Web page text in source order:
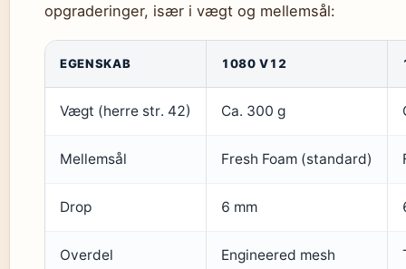
opgraderinger, især i vægt og mellemsål:
EGENSKAB 1080 V12
Vægt (herre str. 42) Ca. 300 g
Mellemsål Fresh Foam (standard)
Drop 6 mm
Overdel Engineered mesh